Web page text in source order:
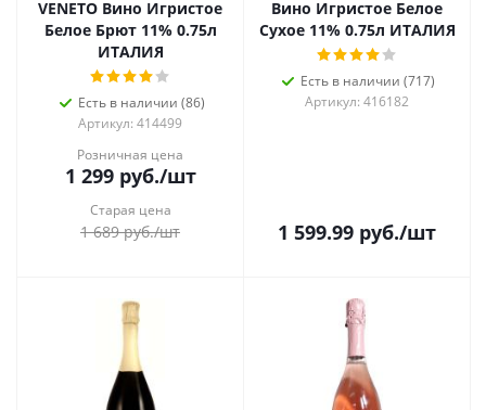
VENETO Вино Игристое
Белое Брют 11% 0.75л
ИТАЛИЯ
Есть в наличии (86)
Артикул: 414499
Розничная цена
1 299руб./шт
Старая цена
1 689руб./шт
Вино Игристое Белое
Сухое 11% 0.75л ИТАЛИЯ
Есть в наличии (717)
Артикул: 416182
1 599.99 руб./шт